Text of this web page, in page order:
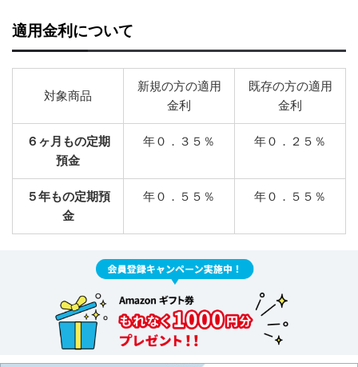
適用金利について
対象商品
新規の方の適用
金利
既存の方の適用
金利
６ヶ月もの定期
預金
年０．３５％ 年０．２５％
５年もの定期預
金
年０．５５％ 年０．５５％